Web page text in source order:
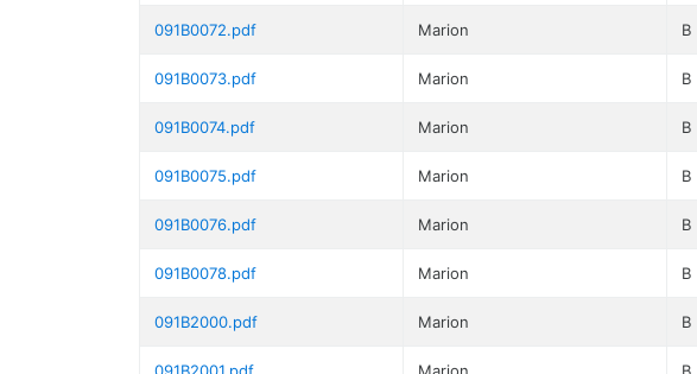
091B0072.pdf Marion B
091B0073.pdf Marion B
091B0074.pdf Marion B
091B0075.pdf Marion B
091B0076.pdf Marion B
091B0078.pdf Marion B
091B2000.pdf Marion B
091B2001.pdf Marion B